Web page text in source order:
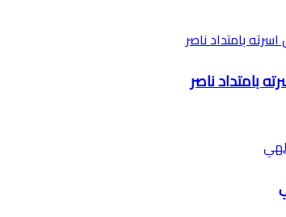
بامتداد ناصر